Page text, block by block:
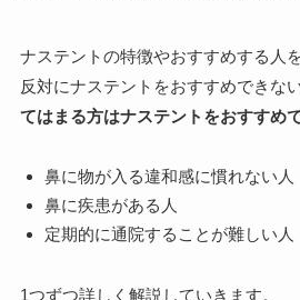
ナステントの特徴やおすすめする人
反対にナステントをおすすめできな
てはまる方はナステントをおすすめ
鼻に物が入る違和感に慣れない人
鼻に疾患がある人
定期的に通院することが難しい人
1つずつ詳しく解説していきます。